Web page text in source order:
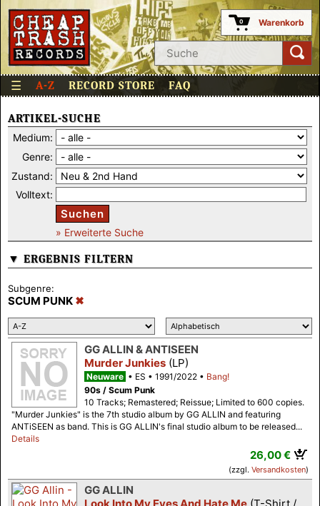
0 Warenkorb
☰ A-Z RECORD STORE FAQ
ARTIKEL-SUCHE
Medium:
Genre:
Zustand:
Volltext:
Suchen
» Erweiterte Suche
▼ ERGEBNIS FILTERN
Subgenre:
SCUM PUNK
GG ALLIN & ANTISEEN
Murder Junkies (LP)
Neuware ES 1991/2022
Bang!
90s / Scum Punk
10 Tracks; Remastered; Reissue; Limited to 600 copies.
"Murder Junkies" is the 7th studio album by GG ALLIN and featuring
ANTiSEEN as band. This is GG ALLIN's final studio album to be released...
Details
26,00 €
(zzgl. Versandkosten)
GG ALLIN